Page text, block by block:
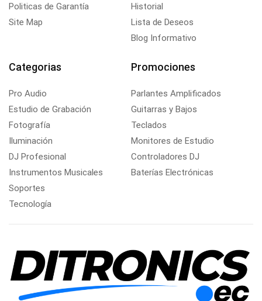
Politicas de Garantía
Site Map
Historial
Lista de Deseos
Blog Informativo
Categorias
Pro Audio
Estudio de Grabación
Fotografía
Iluminación
DJ Profesional
Instrumentos Musicales
Soportes
Tecnología
Promociones
Parlantes Amplificados
Guitarras y Bajos
Teclados
Monitores de Estudio
Controladores DJ
Baterías Electrónicas